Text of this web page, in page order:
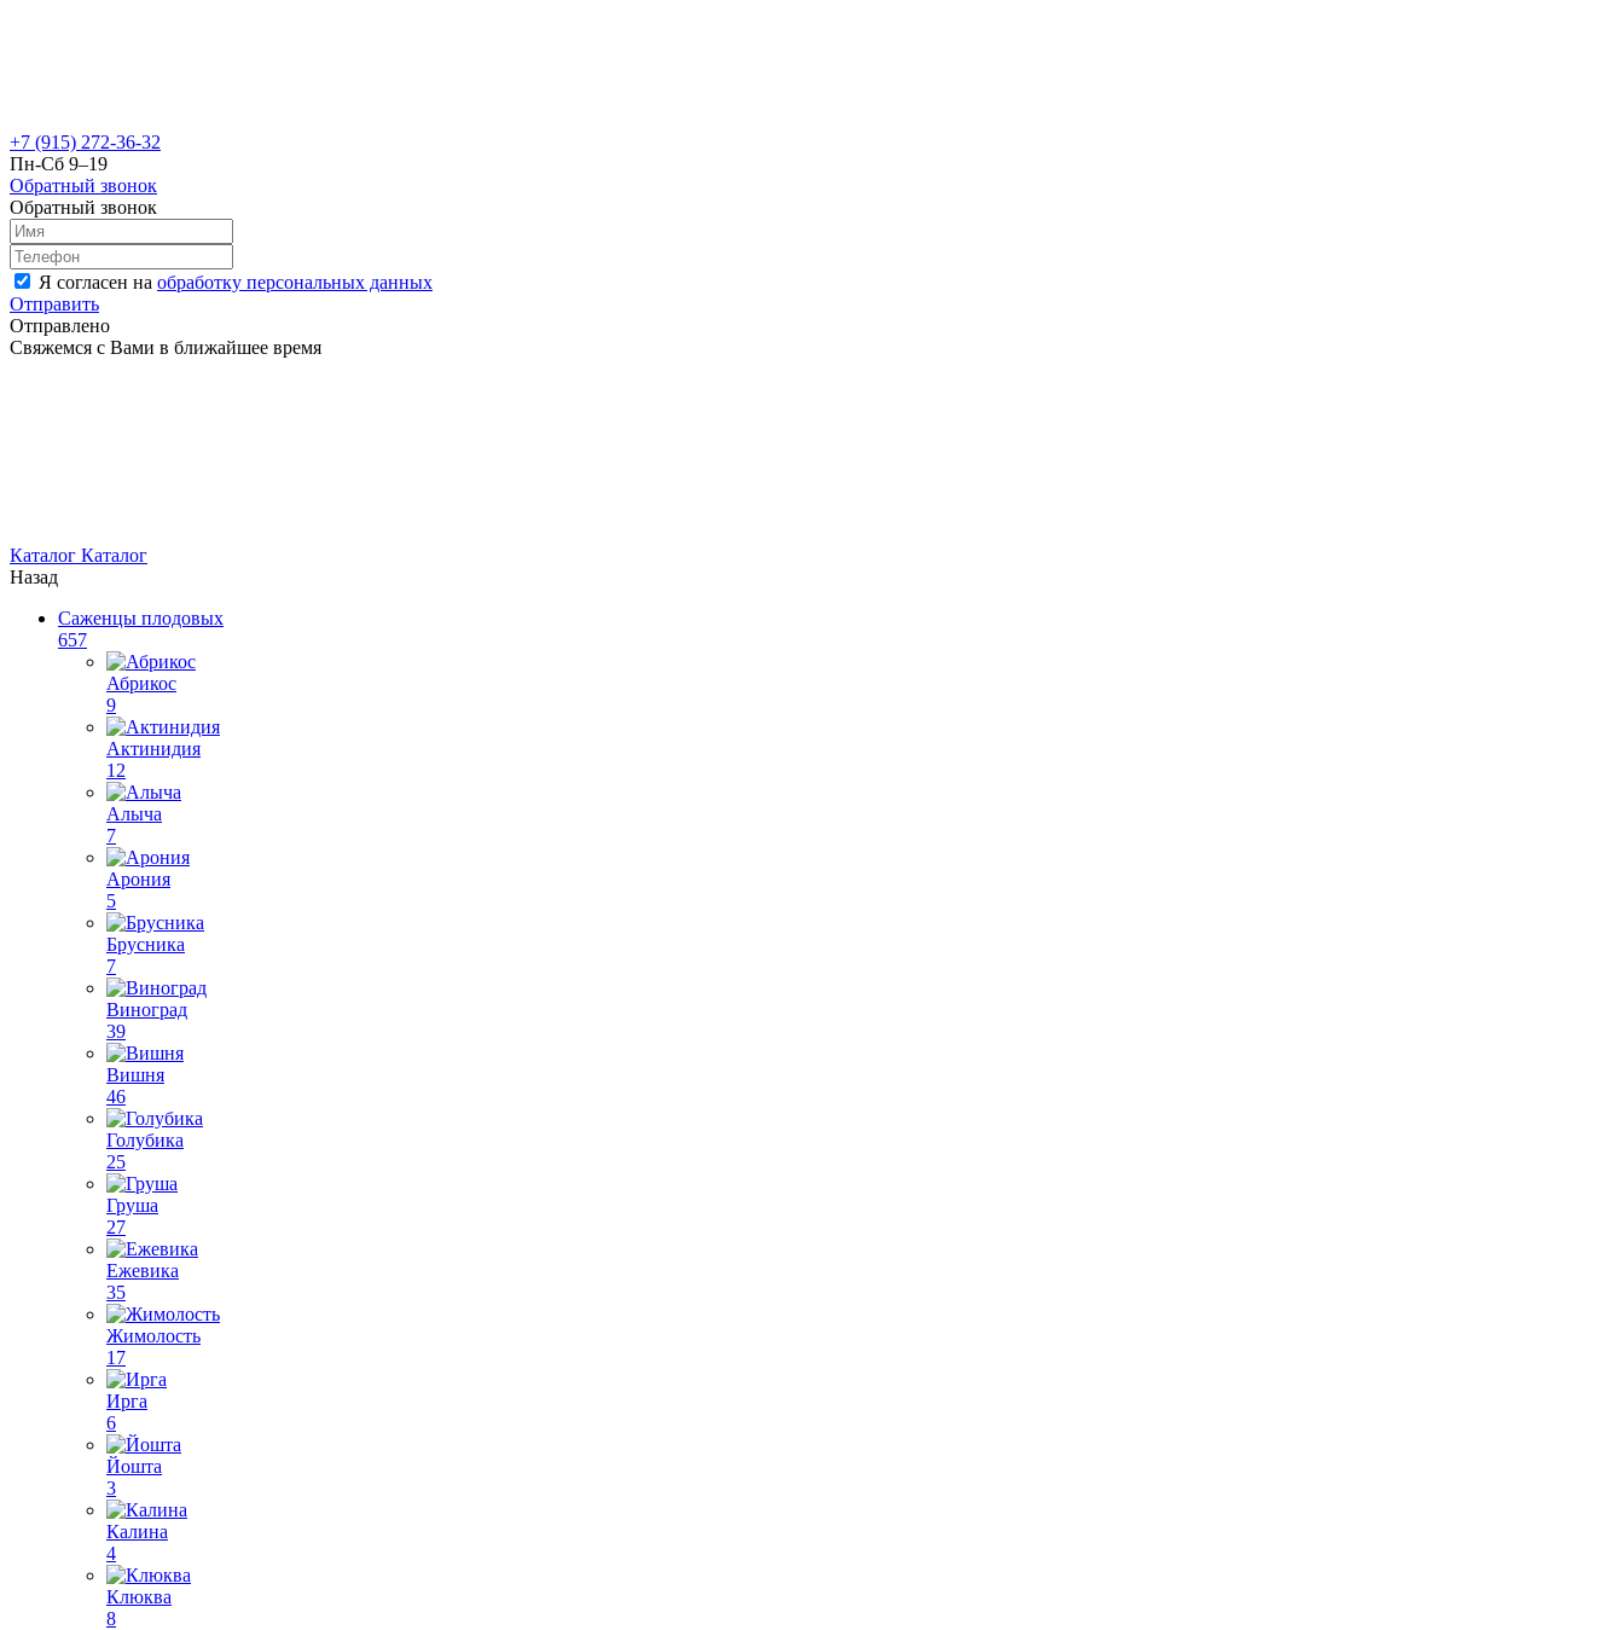
+7 (915) 272-36-32
Пн-Сб 9–19
Обратный звонок
Обратный звонок
Я согласен на обработку персональных данных
Отправить
Отправлено
Свяжемся с Вами в ближайшее время
Каталог Каталог
Назад
Саженцы плодовых
657
Абрикос
9
Актинидия
12
Алыча
7
Арония
5
Брусника
7
Виноград
39
Вишня
46
Голубика
25
Груша
27
Ежевика
35
Жимолость
17
Ирга
6
Йошта
3
Калина
4
Клюква
8